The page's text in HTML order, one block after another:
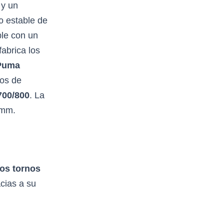
un
estable de
con un
los
de
800. La
tornos
a su